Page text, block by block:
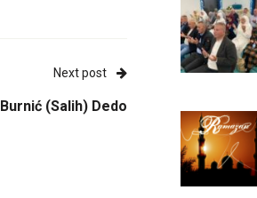
Next post
Burnić (Salih) Dedo